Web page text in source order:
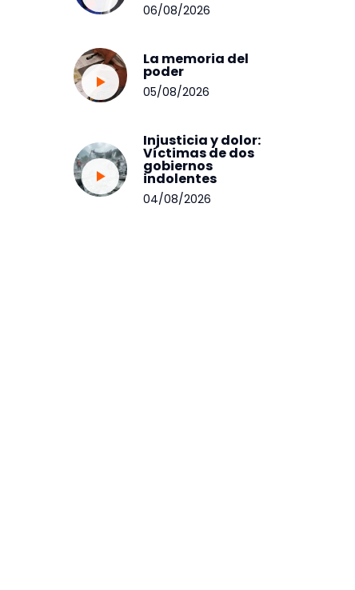
06/08/2026
La memoria del
poder
05/08/2026
Injusticia y dolor:
Víctimas de dos
gobiernos
indolentes
04/08/2026